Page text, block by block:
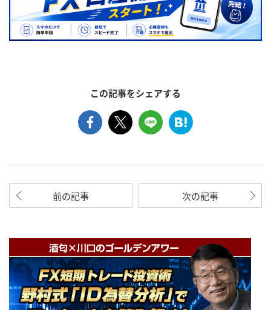
この記事をシェアする
前の記事 次の記事